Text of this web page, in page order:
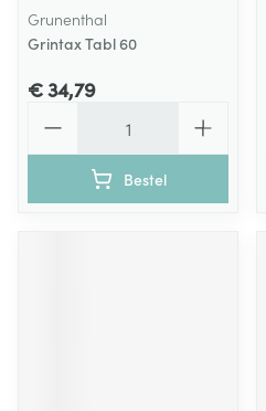
Grunenthal
Grintax Tabl 60
€ 34,79
Bestel